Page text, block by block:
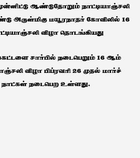
ஆண்டுதோறும் நாட்டியாஞ்சலி
அருள்மிகு மயூரநாதர் கோவிலில் 16
விழா தொடங்கியது
சார்பில் நடைபெறும் 16 ஆம்
விழா பிப்ரவரி 26 முதல் மார்ச்
நாட்கள் நடைபெற உள்ளது.